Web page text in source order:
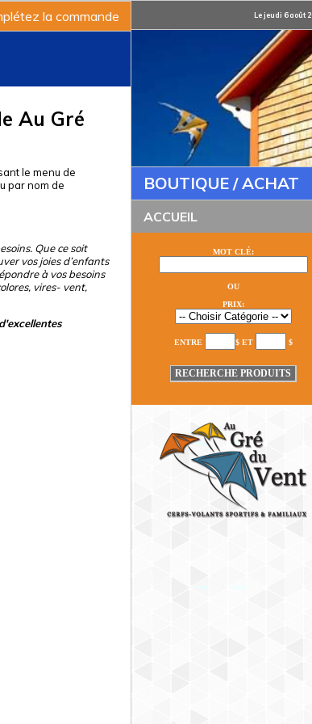
la commande
Au Gré
le menu de
par nom de
Que ce soit
vos joies d’enfants
à vos besoins
vires- vent,
Le jeudi 6 août
BOUTIQUE / ACHAT
ACCUEIL
MOT CLÉ:
OU
PRIX:
ENTRE $ ET $
RECHERCHE PRODUITS